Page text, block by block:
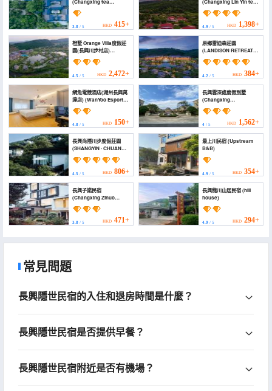
(Changxing tea
mountain residence
Inn)
3.8 / 5 HKD 415+
(Changxing Lin Yin tea
language homestay)
4.9/ 5 HKD 1,398+
橙墅 Orange Villa度假莊
園(長興川步村店)
(Orange Villa Resort
(Changxing Chuanbu
4.5 / 5 HKD 2,472+
原鄉雷迪森莊園
(LANDISON RETREAT
YUANXIANG)
4.2/ 5 HKD 384+
網魚電競酒店(湖州長興萬
達店) (WanYoo Esports
Hotel (Huzhou
Changxing Wanda))
4.8 / 5 HKD 150+
長興雲深處度假別墅
(Changxing
Yunshenchu Villa)
4/ 5 HKD 1,562+
長興尚隱川步度假莊園
(SHANGYIN · CHUANBU
RETREAT)
4.5 / 5 HKD 806+
最上川民宿 (Upstream
B&B)
4.9/ 5 HKD 354+
長興子諾民宿
(Changxing Zinuo
Homestay)
3.8 / 5 HKD 471+
長興龍川山居民宿 (hill
house)
4.9/ 5 HKD 294+
常見問題
長興隱世民宿的入住和退房時間是什麼？
長興隱世民宿是否提供早餐？
長興隱世民宿附近是否有機場？